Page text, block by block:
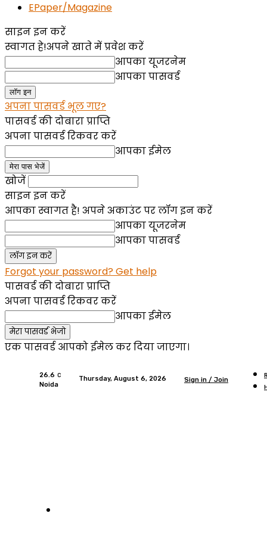
EPaper/Magazine
साइन इन करें
स्वागत हे!अपने खाते में प्रवेश करें
आपका यूजरनेम
आपका पासवर्ड
अपना पासवर्ड भूल गए?
पासवर्ड की दोबारा प्राप्ति
अपना पासवर्ड रिकवर करें
आपका ईमेल
खोजें
साइन इन करें
आपका स्वागत है! अपने अकाउंट पर लॉग इन करें
आपका यूजरनेम
आपका पासवर्ड
Forgot your password? Get help
पासवर्ड की दोबारा प्राप्ति
अपना पासवर्ड रिकवर करें
आपका ईमेल
एक पासवर्ड आपको ईमेल कर दिया जाएगा।
26.6 C
Noida
Thursday, August 6, 2026 Sign in / Join